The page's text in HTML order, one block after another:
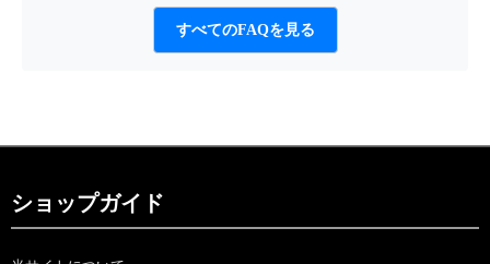
すべてのFAQを見る
ショップガイド